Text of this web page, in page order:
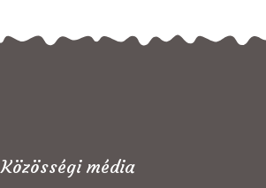
Közösségi média